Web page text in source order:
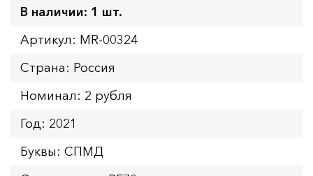
В наличии: 1 шт.
Артикул: MR-00324
Страна: Россия
Номинал: 2 рубля
Год: 2021
Буквы: СПМД